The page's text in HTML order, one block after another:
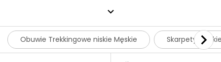
zostały stworzone specjalnie po to, aby zapewnić stopom
ciepło, suchość i komfort nawet podczas wymagających
wypraw. Wytrzymałe, niezawodne i zaprojektowane z myślą o
aktywności. Dzięki nim uda Ci się pokonać każdy szlak.
expand_more
Obuwie Trekkingowe niskie Męskie Skarpety